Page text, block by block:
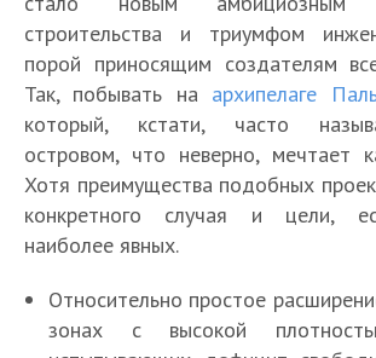
строительства и триумфом
порой приносящим создателям
Так, побывать на архипелаге
который, кстати, часто
островом, что неверно, мечтает
Хотя преимущества подобных
конкретного случая и цели,
наиболее явных.
Относительно простое
зонах с высокой